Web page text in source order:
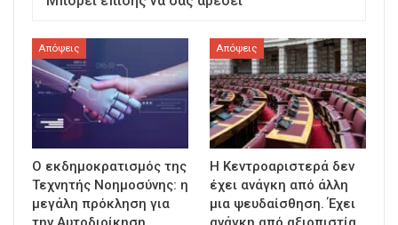
Απόψεις
Ο εκδημοκρατισμός της
Τεχνητής Νοημοσύνης: η
μεγάλη πρόκληση για
Απόψεις
Η Κεντροαριστερά δεν
έχει ανάγκη από άλλη
μια ψευδαίσθηση. Έχει